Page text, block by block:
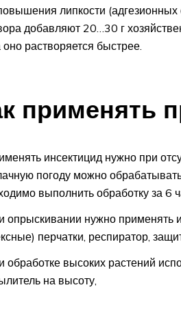
липкости
добавляют 20…30 г
оно растворяется быстрее.
применять
инсектицид нужно при
погоду можно
выполнить обработку за 6
опрыскивании нужно применять
перчатки, респиратор,
обработке высоких растений
на высоту,